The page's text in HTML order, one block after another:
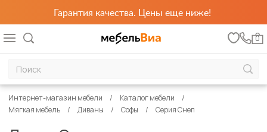
Гарантия качества. Цены еще ниже!
0
Интернет-магазин мебели
Каталог мебели
Мягкая мебель
Диваны Софы Серия Снеп